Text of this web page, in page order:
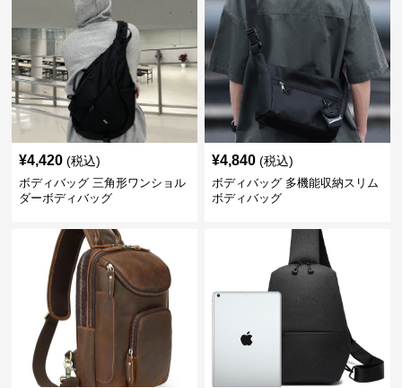
¥4,420 (税込)
ボディバッグ 三角形ワンショル
ダーボディバッグ
¥4,840 (税込)
ボディバッグ 多機能収納スリム
ボディバッグ